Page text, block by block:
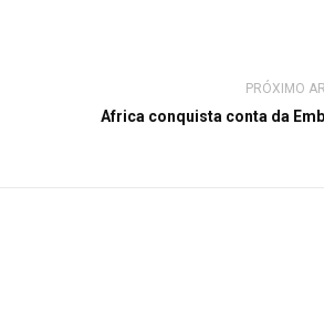
PRÓXIMO
Africa conquista conta da